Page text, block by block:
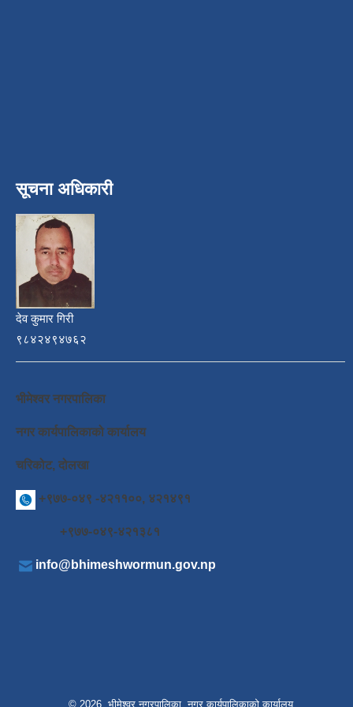
सूचना अधिकारी
देव कुमार गिरी
९८४२४९४७६२
भीमेश्वर नगरपालिका
नगर कार्यपालिकाको कार्यालय
चरिकोट, दोलखा
+९७७-०४९ -४२११००, ४२१४९१
+९७७-०४९-४२१३८१
info@bhimeshwormun.gov.np
© 2026 भीमेश्वर नगरपालिका, नगर कार्यपालिकाको कार्यालय